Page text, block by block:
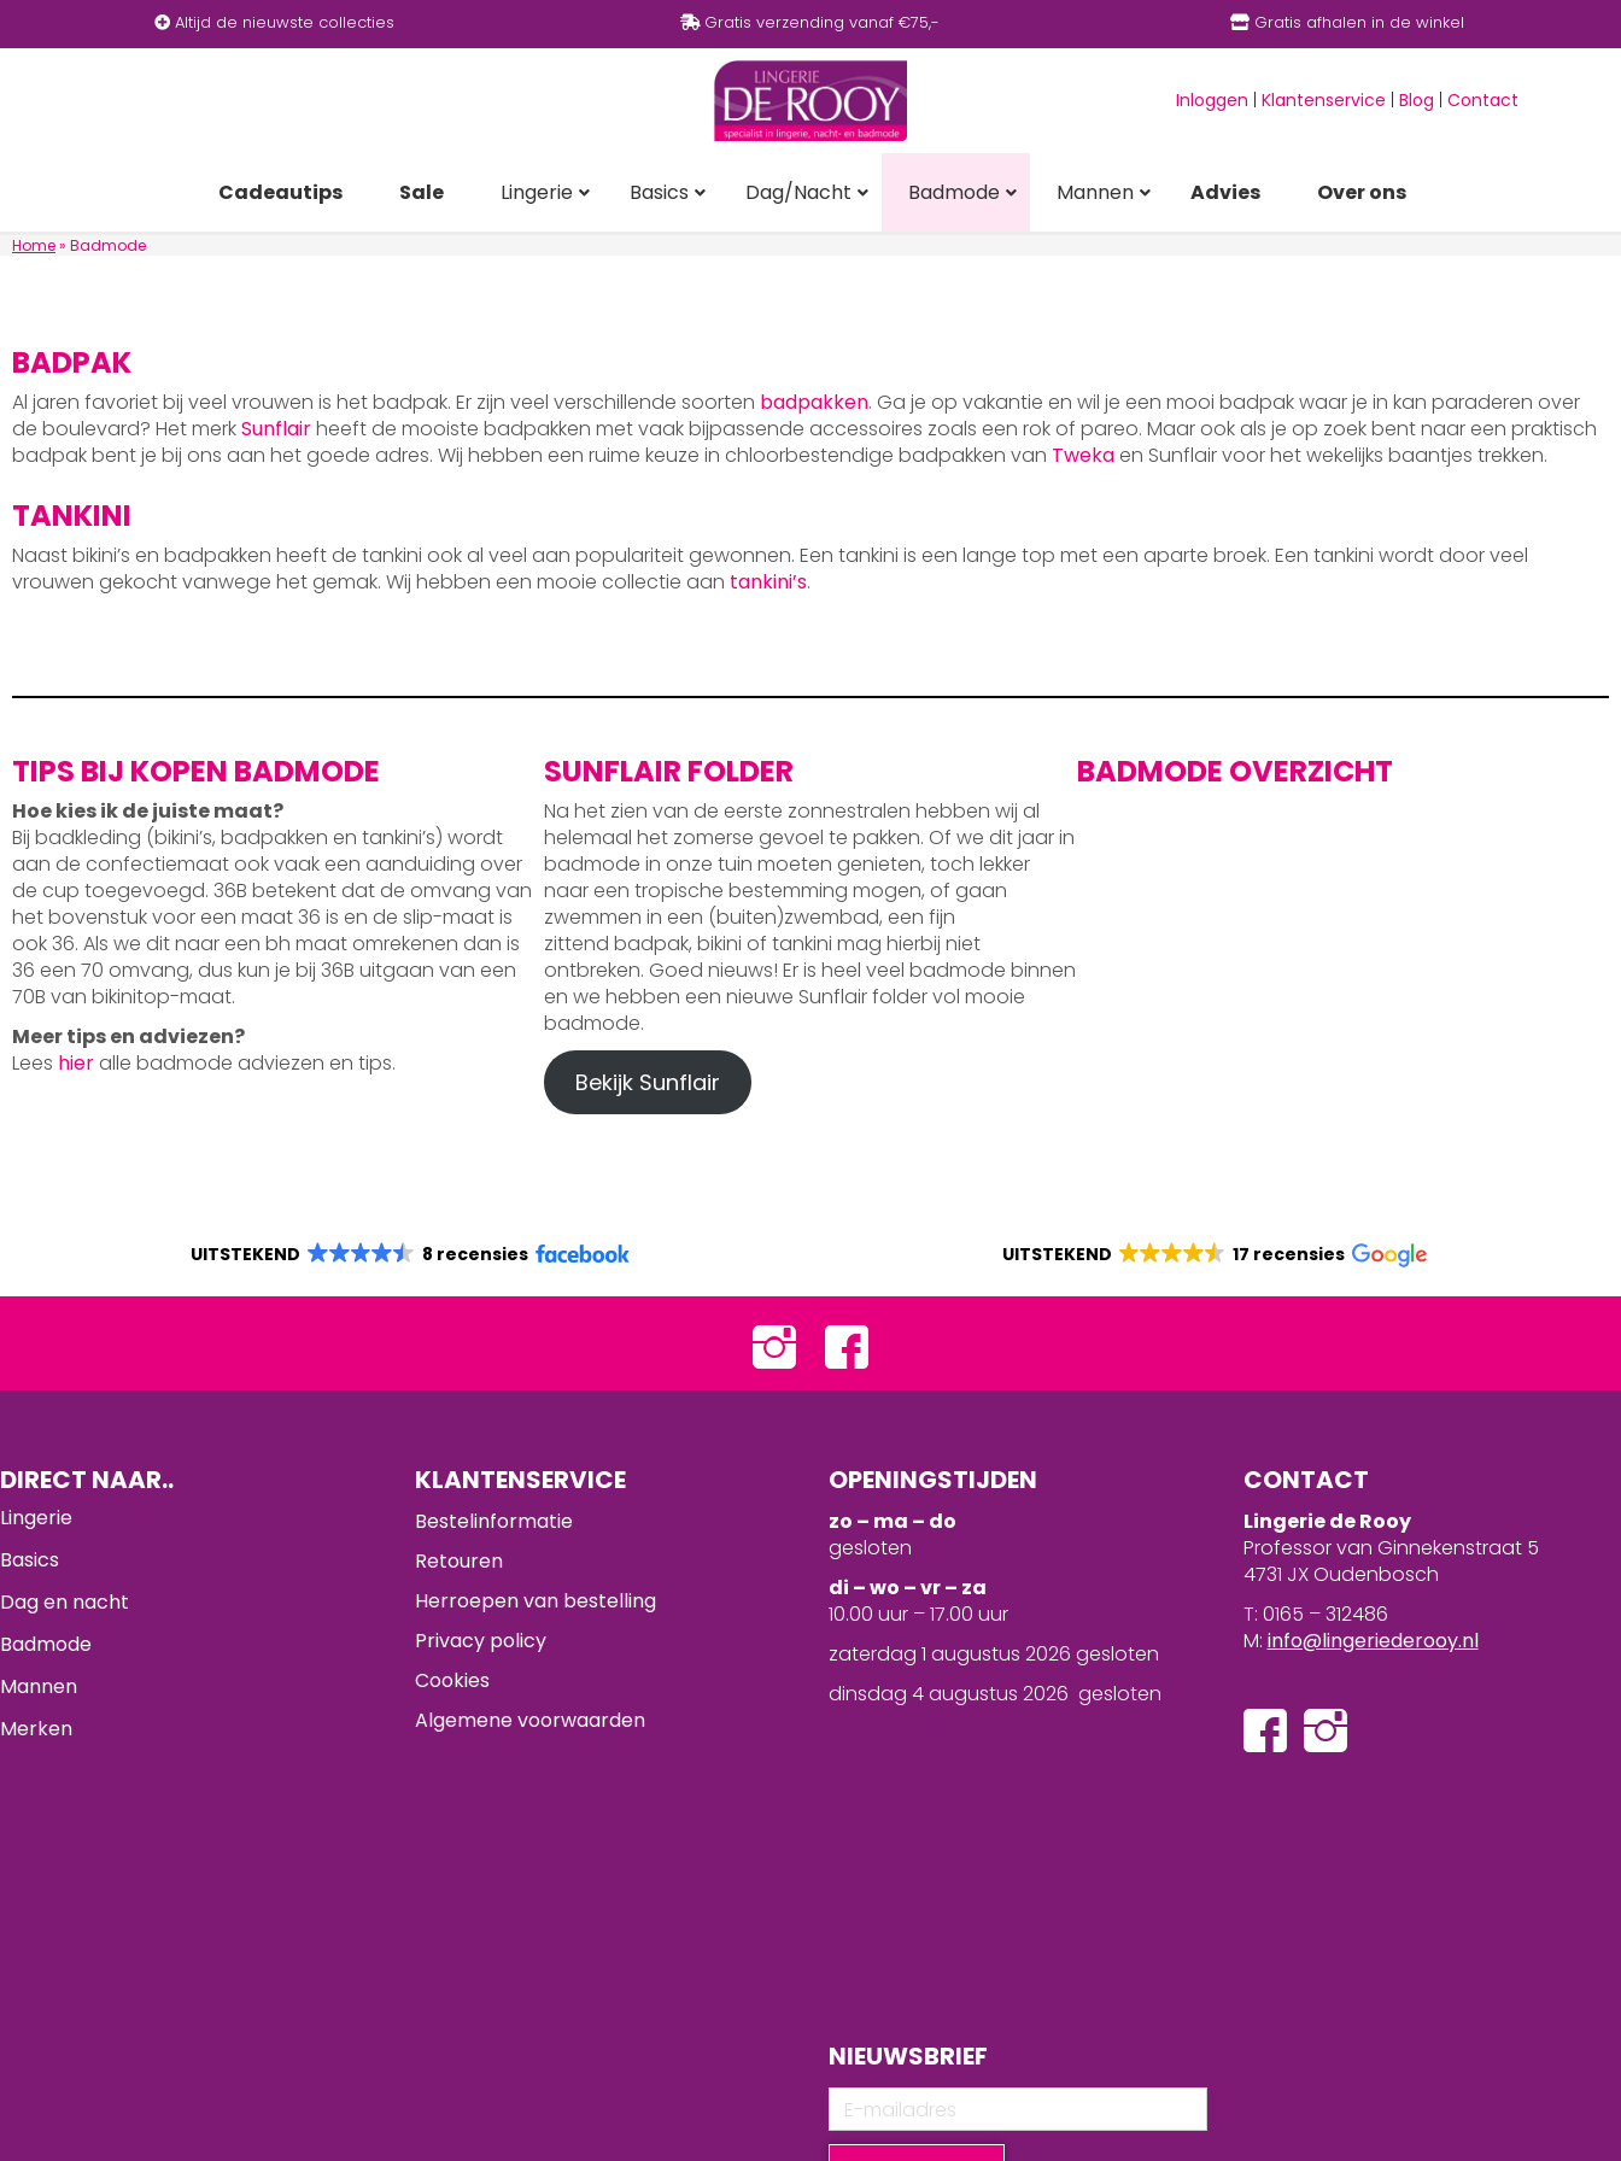
Altijd de nieuwste collecties Gratis verzending vanaf €75,- Gratis afhalen in de winkel
Inloggen Klantenservice Blog Contact
Cadeautips Sale Lingerie Basics Dag/Nacht Badmode Mannen Advies Over ons
Home» Badmode
BADPAK
Al jaren favoriet bij veel vrouwen is het badpak. Er zijn veel verschillende soorten badpakken. Ga je op vakantie en wil je een mooi badpak waar je in kan paraderen over
de boulevard? Het merkSunflairheeft de mooiste badpakken met vaak bijpassende accessoires zoals een rok of pareo. Maar ook als je op zoek bent naar een praktisch
badpak bent je bij ons aan het goede adres. Wij hebben een ruime keuze in chloorbestendige badpakken van Tweka en Sunflair voor het wekelijks baantjes trekken.
TANKINI
Naast bikini’s en badpakken heeft de tankini ook al veel aan populariteit gewonnen. Een tankini is een lange top met een aparte broek. Een tankini wordt door veel
vrouwen gekocht vanwege het gemak. Wij hebben een mooie collectie aan tankini’s.
TIPS BIJ KOPEN BADMODE
Hoe kies ik de juiste maat?
Bij badkleding (bikini’s, badpakken en tankini’s) wordt
aan de confectiemaat ook vaak een aanduiding over
de cup toegevoegd. 36B betekent dat de omvang van
het bovenstuk voor een maat 36 is en de slip-maat is
ook 36. Als we dit naar een bh maat omrekenen dan is
36 een 70 omvang, dus kun je bij 36B uitgaan van een
70B van bikinitop-maat.
Meer tips en adviezen?
Lees hier alle badmode adviezen en tips.
SUNFLAIR FOLDER
Na het zien van de eerste zonnestralen hebben wij al
helemaal het zomerse gevoel te pakken. Of we dit jaar in
badmode in onze tuin moeten genieten, toch lekker
naar een tropische bestemming mogen, of gaan
zwemmen in een (buiten)zwembad, een fijn
zittend badpak, bikini of tankini mag hierbij niet
ontbreken. Goed nieuws! Er is heel veel badmode binnen
en we hebben een nieuwe Sunflair folder vol mooie
badmode.
Bekijk Sunflair
BADMODE OVERZICHT
UITSTEKEND 8 recensies UITSTEKEND 17 recensies
DIRECT NAAR..
Lingerie
Basics
Dag en nacht
Badmode
Mannen
Merken
KLANTENSERVICE
Bestelinformatie
Retouren
Herroepen van bestelling
Privacy policy
Cookies
Algemene voorwaarden
OPENINGSTIJDEN
zo – ma – do
gesloten
di – wo – vr – za
10.00 uur – 17.00 uur
zaterdag 1 augustus 2026 gesloten
dinsdag 4 augustus 2026 gesloten
NIEUWSBRIEF
CONTACT
Lingerie de Rooy
Professor van Ginnekenstraat 5
4731 JX Oudenbosch
T: 0165 – 312486
M: info@lingeriederooy.nl